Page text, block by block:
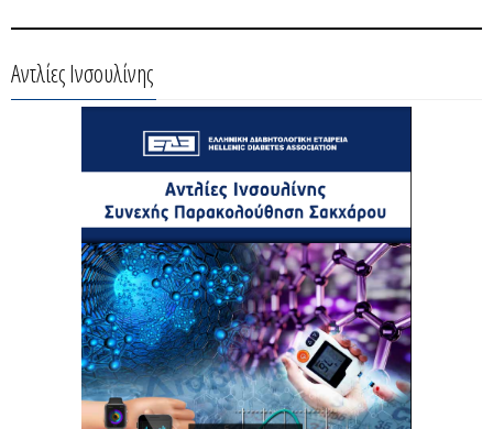
Αντλίες Ινσουλίνης